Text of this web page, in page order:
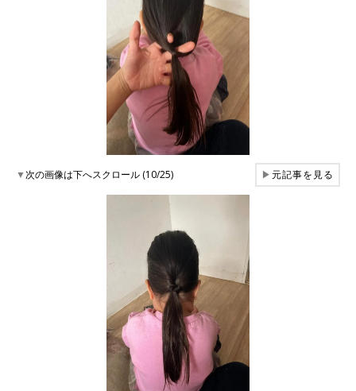
▼次の画像は下へスクロール (10/25) ▶元記事を見る